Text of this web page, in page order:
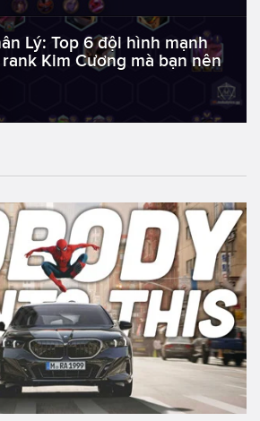
Lý: Top 6 đội hình mạnh
Kim Cương mà bạn nên